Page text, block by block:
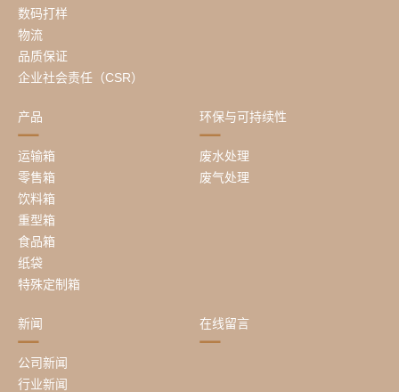
数码打样
物流
品质保证
企业社会责任（CSR）
产品
运输箱
零售箱
饮料箱
重型箱
食品箱
纸袋
特殊定制箱
环保与可持续性
废水处理
废气处理
新闻
公司新闻
行业新闻
在线留言